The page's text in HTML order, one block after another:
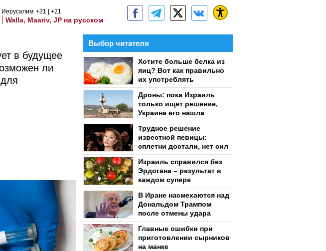
Иерусалим +31 +21
Walla, Maariv, JP на русском
в будущее
ли
Выбор читателя
Хотите больше белка из
яиц? Вот как правильно
их употреблять
Дроны: пока Израиль
только ищет решение,
Украина его нашла
Трудное решение
известной певицы:
сплетни достали, нет сил
Израиль справился без
Эрдогана – результат в
каждом супере
В Иране насмехаются над
Дональдом Трампом
после отмены удара
Главные ошибки при
приготовлении сырников
на манке